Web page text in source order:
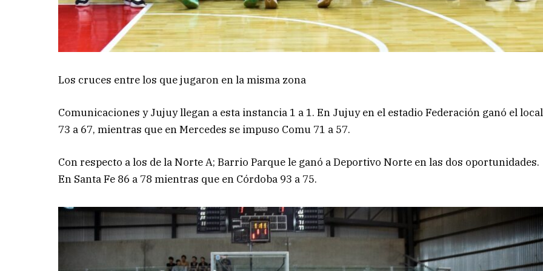
Los cruces entre los que jugaron en la misma zona
Comunicaciones y Jujuy llegan a esta instancia 1 a 1. En Jujuy en el estadio Federación ganó el local
73 a 67, mientras que en Mercedes se impuso Comu 71 a 57.
Con respecto a los de la Norte A; Barrio Parque le ganó a Deportivo Norte en las dos oportunidades.
En Santa Fe 86 a 78 mientras que en Córdoba 93 a 75.